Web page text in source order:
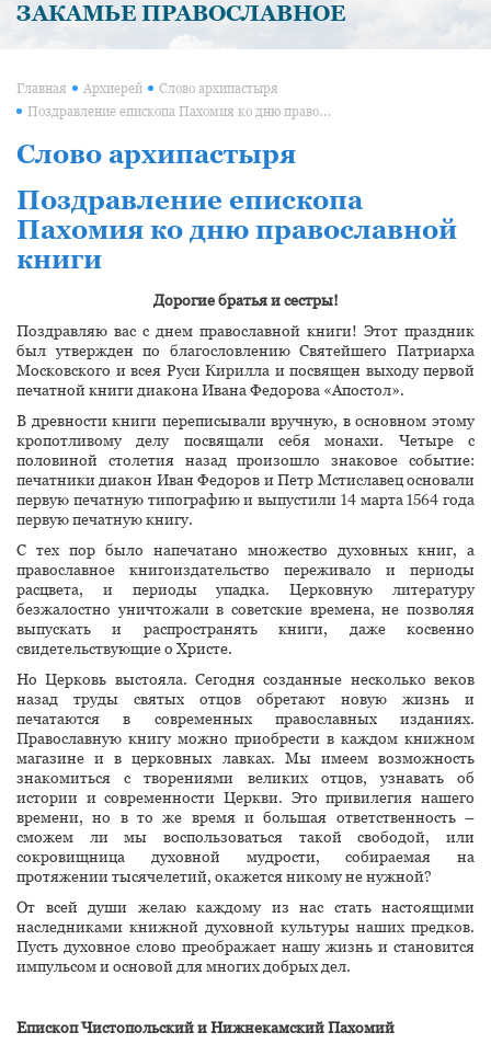
ЗАКАМЬЕ ПРАВОСЛАВНОЕ
Главная Архиерей Слово архипастыря
Поздравление епископа Пахомия ко дню православной книги
Слово архипастыря
Поздравление епископа
Пахомия ко дню православной
книги
Дорогие братья и сестры!
Поздравляю вас с днем православной книги! Этот праздник
был утвержден по благословлению Святейшего Патриарха
Московского и всея Руси Кирилла и посвящен выходу первой
печатной книги диакона Ивана Федорова «Апостол».
В древности книги переписывали вручную, в основном этому
кропотливому делу посвящали себя монахи. Четыре с
половиной столетия назад произошло знаковое событие:
печатники диакон Иван Федоров и Петр Мстиславец основали
первую печатную типографию и выпустили 14 марта 1564 года
первую печатную книгу.
С тех пор было напечатано множество духовных книг, а
православное книгоиздательство переживало и периоды
расцвета, и периоды упадка. Церковную литературу
безжалостно уничтожали в советские времена, не позволяя
выпускать и распространять книги, даже косвенно
свидетельствующие о Христе.
Но Церковь выстояла. Сегодня созданные несколько веков
назад труды святых отцов обретают новую жизнь и
печатаются в современных православных изданиях.
Православную книгу можно приобрести в каждом книжном
магазине и в церковных лавках. Мы имеем возможность
знакомиться с творениями великих отцов, узнавать об
истории и современности Церкви. Это привилегия нашего
времени, но в то же время и большая ответственность –
сможем ли мы воспользоваться такой свободой, или
сокровищница духовной мудрости, собираемая на
протяжении тысячелетий, окажется никому не нужной?
От всей души желаю каждому из нас стать настоящими
наследниками книжной духовной культуры наших предков.
Пусть духовное слово преображает нашу жизнь и становится
импульсом и основой для многих добрых дел.
Епископ Чистопольский и Нижнекамский Пахомий